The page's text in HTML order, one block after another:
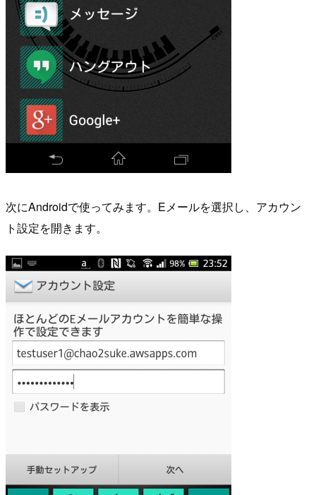
次にAndroidで使ってみます。Eメールを選択し、アカウン
ト設定を開きます。